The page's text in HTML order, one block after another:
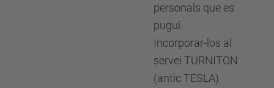
personals que es
pugui.
Incorporar-los al
servei TURNITON
(antic TESLA)